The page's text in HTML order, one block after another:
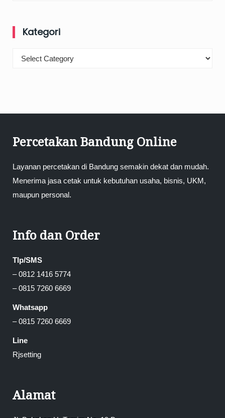
Kategori
Kategori
Percetakan Bandung Online
Layanan percetakan di Bandung semakin dekat dan mudah.
Menerima jasa cetak untuk kebutuhan usaha, bisnis, UKM,
maupun personal.
Info dan Order
Tlp/SMS
– 0812 1416 5774
– 0815 7260 6669
Whatsapp
– 0815 7260 6669
Line
Rjsetting
Alamat